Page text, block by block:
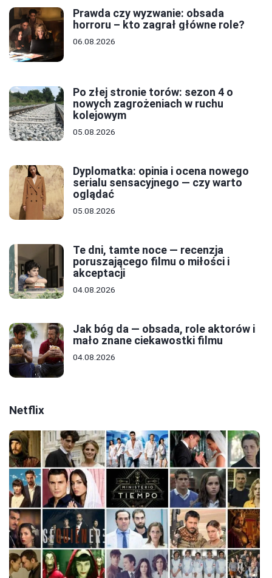
Prawda czy wyzwanie: obsada
horroru – kto zagrał główne role?
06.08.2026
Po złej stronie torów: sezon 4 o
nowych zagrożeniach w ruchu
kolejowym
05.08.2026
Dyplomatka: opinia i ocena nowego
serialu sensacyjnego — czy warto
oglądać
05.08.2026
Te dni, tamte noce — recenzja
poruszającego filmu o miłości i
akceptacji
04.08.2026
Jak bóg da — obsada, role aktorów i
mało znane ciekawostki filmu
04.08.2026
Netflix